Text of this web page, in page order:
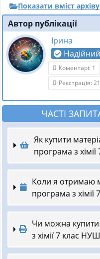
Показати вміст архіву
Автор публікації
Ірина
Коментарі: 1
Реєстрація:
ЧАСТІ
Як купити
програма з
Коли я отримаю
програма з
Чи можна
з хімії 7 клас